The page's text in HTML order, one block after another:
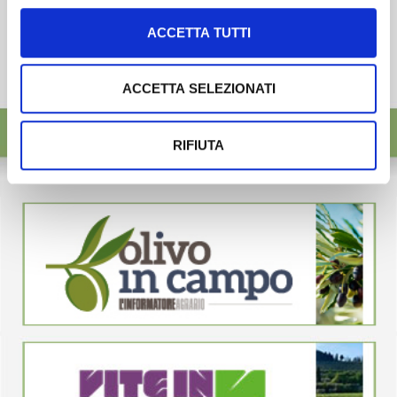
ACCETTA TUTTI
ACCETTA SELEZIONATI
RIFIUTA